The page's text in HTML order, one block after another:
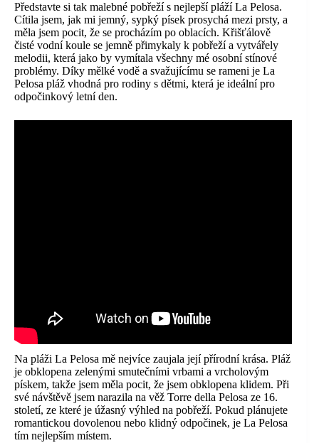
Představte si tak malebné pobřeží s nejlepší pláží La Pelosa.
Cítila jsem, jak mi jemný, sypký písek prosychá mezi prsty, a
měla jsem pocit, že se procházím po oblacích. Křišťálově
čisté vodní koule se jemně přimykaly k pobřeží a vytvářely
melodii, která jako by vymítala všechny mé osobní stínové
problémy. Díky mělké vodě a svažujícímu se rameni je La
Pelosa pláž vhodná pro rodiny s dětmi, která je ideální pro
odpočinkový letní den.
Na pláži La Pelosa mě nejvíce zaujala její přírodní krása. Pláž
je obklopena zelenými smutečními vrbami a vrcholovým
pískem, takže jsem měla pocit, že jsem obklopena klidem. Při
své návštěvě jsem narazila na věž Torre della Pelosa ze 16.
století, ze které je úžasný výhled na pobřeží. Pokud plánujete
romantickou dovolenou nebo klidný odpočinek, je La Pelosa
tím nejlepším místem.